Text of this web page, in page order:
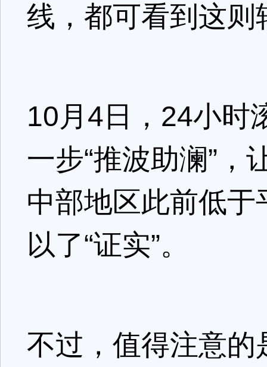
线，都可看到这则
10月4日，24小时
一步“推波助澜”，
中部地区此前低
以了“证实”。
不过，值得注意的